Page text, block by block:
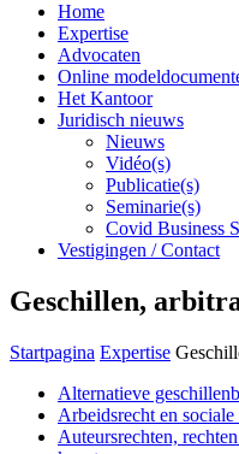
Home
Expertise
Advocaten
Online
Het Kantoor
Juridisch nieuws
Nieuws
Vidéo(s)
Publicatie(s)
Seminarie(s)
Covid Business
Vestigingen / Contact
Geschillen,
Startpagina Expertise
Alternatieve
Arbeidsrecht en sociale
Auteursrechten,